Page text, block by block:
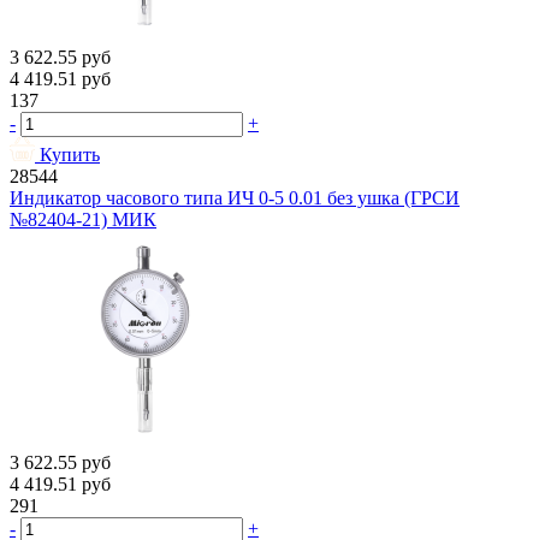
3 622.55 руб
4 419.51 руб
137
-
+
Купить
28544
Индикатор часового типа ИЧ 0-5 0.01 без ушка (ГРСИ
№82404-21) МИК
3 622.55 руб
4 419.51 руб
291
-
+